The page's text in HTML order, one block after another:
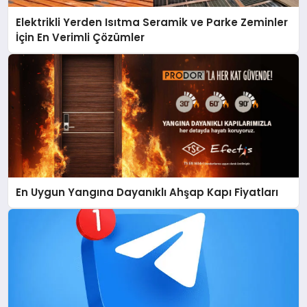
Elektrikli Yerden Isıtma Seramik ve Parke Zeminler
İçin En Verimli Çözümler
En Uygun Yangına Dayanıklı Ahşap Kapı Fiyatları